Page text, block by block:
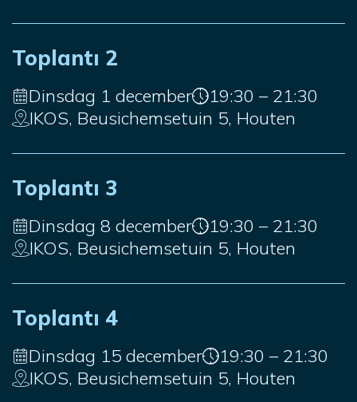
Toplantı 2
Dinsdag 1 december
19:30 – 21:30
IKOS, Beusichemsetuin 5, Houten
Toplantı 3
Dinsdag 8 december
19:30 – 21:30
IKOS, Beusichemsetuin 5, Houten
Toplantı 4
Dinsdag 15 december
19:30 – 21:30
IKOS, Beusichemsetuin 5, Houten